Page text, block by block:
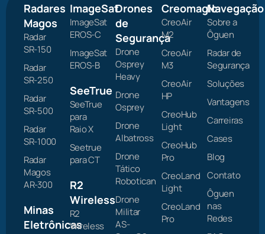
Radares
Magos
Radar
SR-150
Radar
SR-250
Radar
SR-500
Radar
SR-1000
Radar
Magos
AR-300
Minas
Eletrônicas
ImageSat
ImageSat
EROS-C
ImageSat
EROS-B
SeeTrue
SeeTrue
para
Raio X
Seetrue
para CT
R2
Wireless
R2
Wireless
Drones
de
Segurança
Drone
Osprey
Heavy
Drone
Osprey
Drone
Albatross
Drone
Tático
Robotican
Drone
Militar
AS-
Creomagic
CreoAir
M2
CreoAir
M3
CreoAir
HP
CreoHub
Light
CreoHub
Pro
CreoLand
Light
CreoLand
Pro
Navegação
Sobre a
Ôguen
Radar de
Segurança
Soluções
Vantagens
Carreiras
Cases
Blog
Contato
Ôguen
nas
Redes